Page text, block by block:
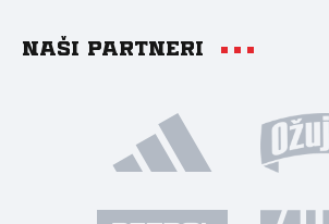
Naši partneri